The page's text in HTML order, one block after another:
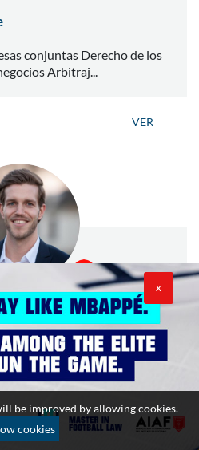
conjuntas Derecho de los
Arbitraj...
VER
de Privacidad y
Lovells
Departamento de Privacidad
Lovells International LL...
X
be improved by allowing cookies.
cookies